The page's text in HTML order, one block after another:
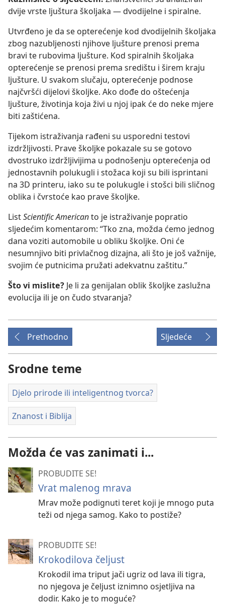
dvije vrste ljuštura školjaka — dvodijelne i spiralne.
Utvrđeno je da se opterećenje kod dvodijelnih školjaka
zbog nazubljenosti njihove ljušture prenosi prema
bravi te rubovima ljušture. Kod spiralnih školjaka
opterećenje se prenosi prema središtu i širem kraju
ljušture. U svakom slučaju, opterećenje podnose
najčvršći dijelovi školjke. Ako dođe do oštećenja
ljušture, životinja koja živi u njoj ipak će do neke mjere
biti zaštićena.
Tijekom istraživanja rađeni su usporedni testovi
izdržljivosti. Prave školjke pokazale su se gotovo
dvostruko izdržljivijima u podnošenju opterećenja od
jednostavnih polukugli i stožaca koji su bili isprintani
na 3D printeru, iako su te polukugle i stošci bili sličnog
oblika i čvrstoće kao prave školjke.
ListScientific Americanto je istraživanje popratio
sljedećim komentarom: “Tko zna, možda ćemo jednog
dana voziti automobile u obliku školjke. Oni će
nesumnjivo biti privlačnog dizajna, ali što je još važnije,
svojim će putnicima pružati adekvatnu zaštitu.”
Što vi mislite? Je li za genijalan oblik školjke zaslužna
evolucija ili je on čudo stvaranja?
Prethodno Sljedeće
Srodne teme
Djelo prirode ili inteligentnog tvorca?
Znanost i Biblija
Možda će vas zanimati i...
PROBUDITE SE!
Vrat malenog mrava
Mrav može podignuti teret koji je mnogo puta
teži od njega samog. Kako to postiže?
PROBUDITE SE!
Krokodilova čeljust
Krokodil ima triput jači ugriz od lava ili tigra,
no njegova je čeljust iznimno osjetljiva na
dodir. Kako je to moguće?